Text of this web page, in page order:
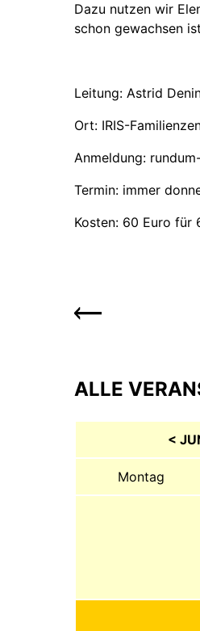
Dazu nutzen wir
schon gewachsen
Leitung: Astrid
Ort: IRIS-
Anmeldung:
Termin: immer
Kosten: 60 Euro für
ALLE
<
Montag